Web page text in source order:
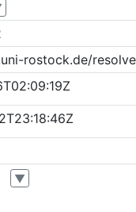
rostock.de/
▼